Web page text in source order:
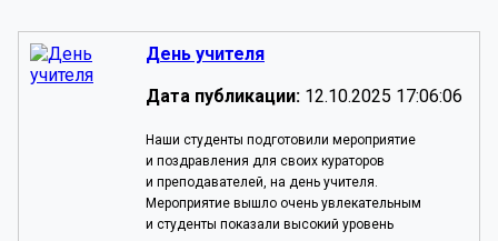
День учителя
Дата публикации: 12.10.2025 17:06:06
Наши студенты подготовили мероприятие
и поздравления для своих кураторов
и преподавателей, на день учителя.
Мероприятие вышло очень увлекательным
и студенты показали высокий уровень